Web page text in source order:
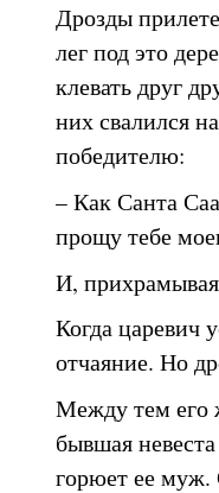
Дрозды
лег под это
клевать друг
них свалился
победителю:
– Как Санта
прощу тебе
И,
Когда царевич
отчаяние. Но
Между тем его
бывшая
горюет ее муж.